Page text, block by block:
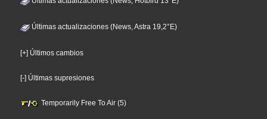
Últimas actualizaciones (News, Astra 19,2°E)
[+] Últimos cambios
[-] Últimas supresiones
Temporarily Free To Air (5)